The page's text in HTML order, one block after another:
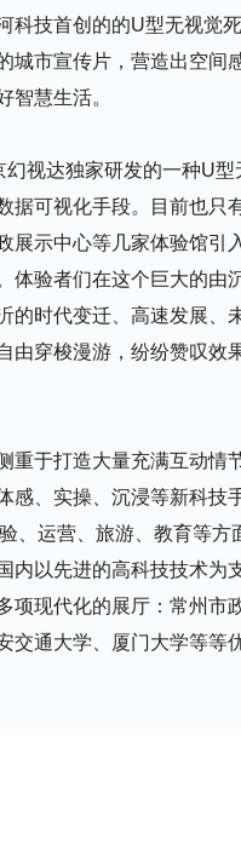
科技首创的的U型无视觉
市宣传片，营造出空间
智慧生活。
幻视达独家研发的一种U型
据可视化手段。目前也只
展示中心等几家体验馆引
体验者们在这个巨大的由
的时代变迁、高速发展、
由穿梭漫游，纷纷赞叹效
重于打造大量充满互动情
、实操、沉浸等新科技
、运营、旅游、教育等方
以先进的高科技技术为
现代化的展厅：常州市
交通大学、厦门大学等等